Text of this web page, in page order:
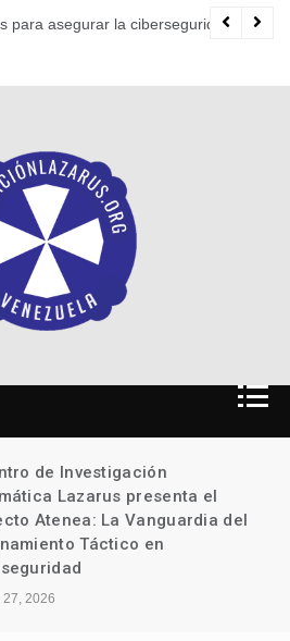
para asegurar la ciberseguridad en el
de Investigación
Lazarus presenta el
Atenea: La Vanguardia del
Táctico en
2026